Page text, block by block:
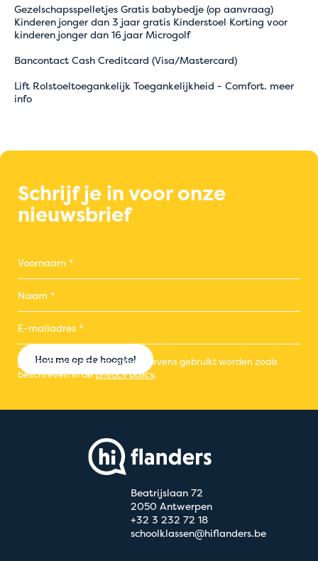
Gezelschapsspelletjes Gratis babybedje (op aanvraag)
Kinderen jonger dan 3 jaar gratis Kinderstoel Korting voor
kinderen jonger dan 16 jaar Microgolf
Bancontact Cash Creditcard (Visa/Mastercard)
Lift Rolstoeltoegankelijk Toegankelijkheid - Comfort. meer
info
Schrijf je in voor onze
nieuwsbrief
Hou me op de hoogte!
Ik ga akkoord dat mijn gegevens gebruikt worden zoals
beschreven in deprivacy policy.
Beatrijslaan 72
2050 Antwerpen
+32 3 232 72 18
schoolklassen@hiflanders.be